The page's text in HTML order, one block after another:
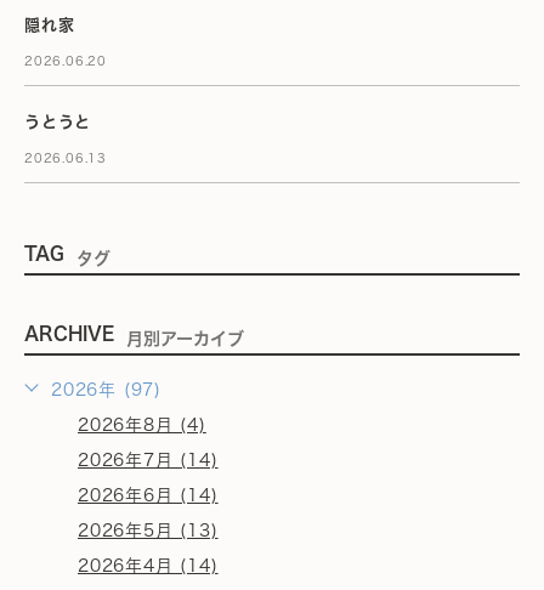
隠れ家
2026.06.20
うとうと
2026.06.13
TAG タグ
ARCHIVE 月別アーカイブ
2026年 (97)
2026年8月 (4)
2026年7月 (14)
2026年6月 (14)
2026年5月 (13)
2026年4月 (14)